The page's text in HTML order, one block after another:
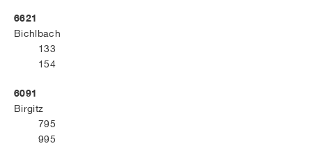
6621
Bichlbach
133
154
6091
Birgitz
795
995